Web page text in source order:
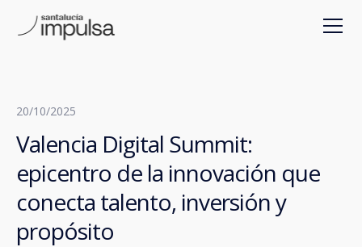
20/10/2025
Valencia Digital Summit:
epicentro de la innovación que
conecta talento, inversión y
propósito